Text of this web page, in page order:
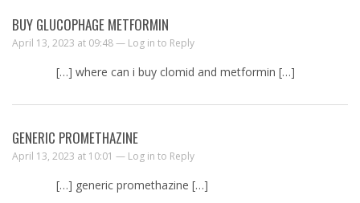
BUY GLUCOPHAGE METFORMIN
April 13, 2023 at 09:48 — Log in to Reply
[…] where can i buy clomid and metformin […]
GENERIC PROMETHAZINE
April 13, 2023 at 10:01 — Log in to Reply
[…] generic promethazine […]